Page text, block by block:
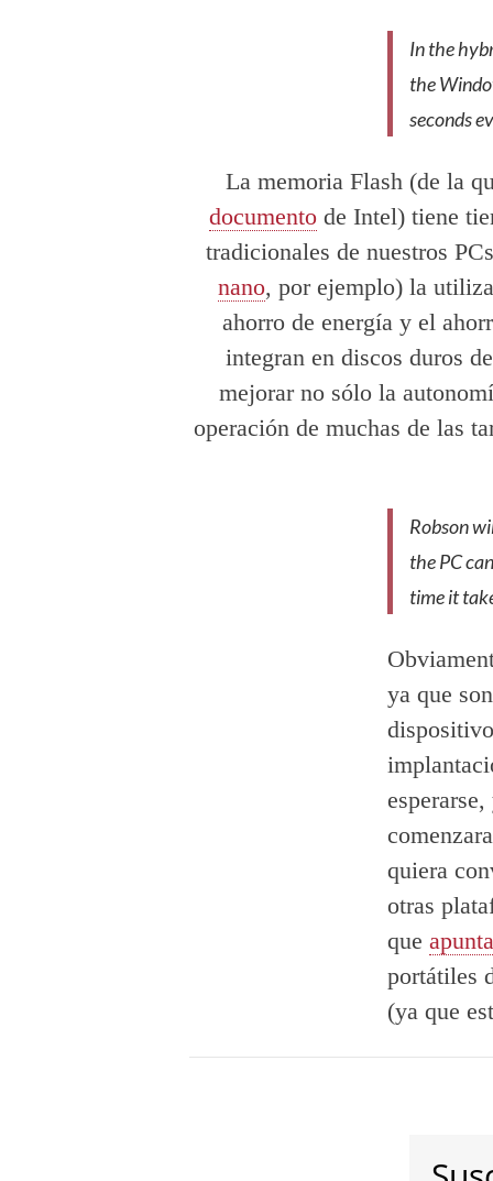
In the
the
seconds
La memoria Flash (de la
documentode Intel) tiene
tradicionales de nuestros
nano, por ejemplo) la
ahorro de energía y el
integran en discos duros
mejorar no sólo la
operación de muchas de las
Robson
the PC
time it
ya que
quiera
otras
que
portátiles
(ya que